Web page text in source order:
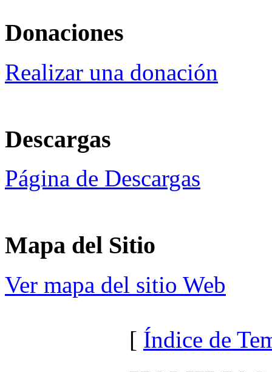
Donaciones
Realizar una donación
Descargas
Página de Descargas
Mapa del Sitio
Ver mapa del sitio Web
[ Índice de